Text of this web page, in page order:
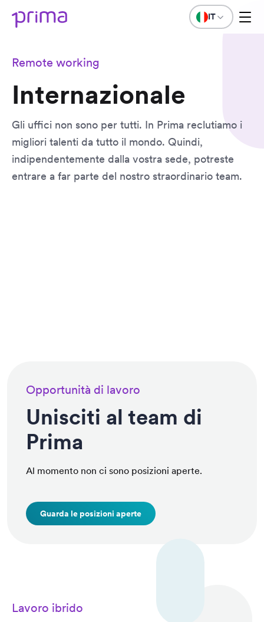
IT
Remote working
Internazionale
Gli uffici non sono per tutti. In Prima reclutiamo i
migliori talenti da tutto il mondo. Quindi,
indipendentemente dalla vostra sede, potreste
entrare a far parte del nostro straordinario team.
Opportunità di lavoro
Unisciti al team di
Prima
Al momento non ci sono posizioni aperte.
Guarda le posizioni aperte
Lavoro ibrido